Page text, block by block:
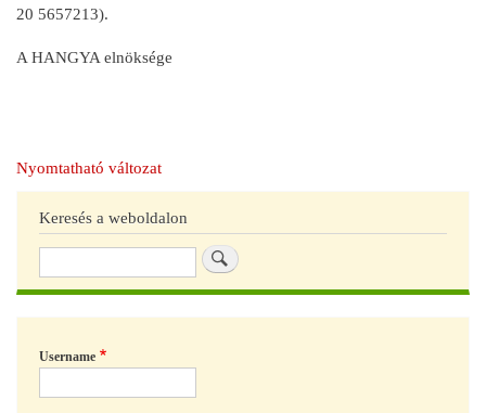
20 5657213).
A HANGYA elnöksége
Nyomtatható változat
Keresés a weboldalon
Username